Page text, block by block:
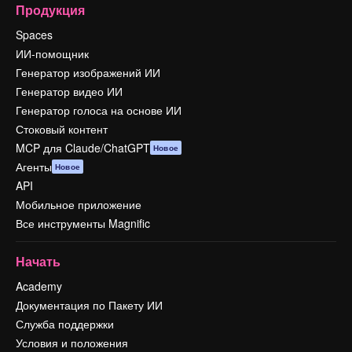
Продукция
Spaces
ИИ-помощник
Генератор изображений ИИ
Генератор видео ИИ
Генератор голоса на основе ИИ
Стоковый контент
MCP для Claude/ChatGPT Новое
Агенты Новое
API
Мобильное приложение
Все инструменты Magnific
Начать
Academy
Документация по Пакету ИИ
Служба поддержки
Условия и положения